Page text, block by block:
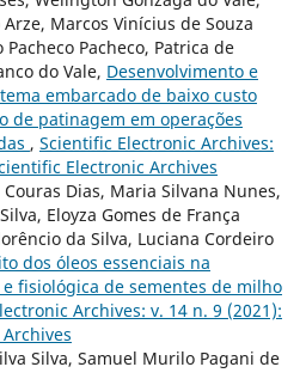
Marcos Vinícius de Souza
Pacheco Pacheco, Patrica de
do Vale, Desenvolvimento e
embarcado de baixo custo
de patinagem em operações
, Scientific Electronic Archives:
Electronic Archives
Dias, Maria Silvana Nunes,
Eloyza Gomes de França
da Silva, Luciana Cordeiro
dos óleos essenciais na
fisiológica de sementes de milho
Archives: v. 14 n. 9 (2021):
Silva, Samuel Murilo Pagani de